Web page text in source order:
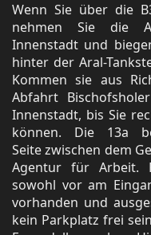
Wenn Sie über die
nehmen Sie die
Innenstadt und
hinter der Aral-
Kommen sie aus
Abfahrt
Innenstadt, bis Sie
können. Die 13a
Seite zwischen dem
Agentur für Arbeit.
sowohl vor am
vorhanden und
kein Parkplatz frei